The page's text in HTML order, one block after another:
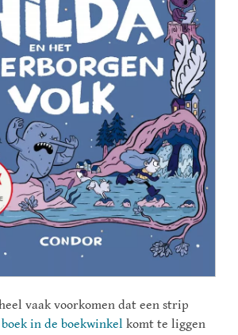
vaak voorkomen dat een strip
in de boekwinkel komt te liggen